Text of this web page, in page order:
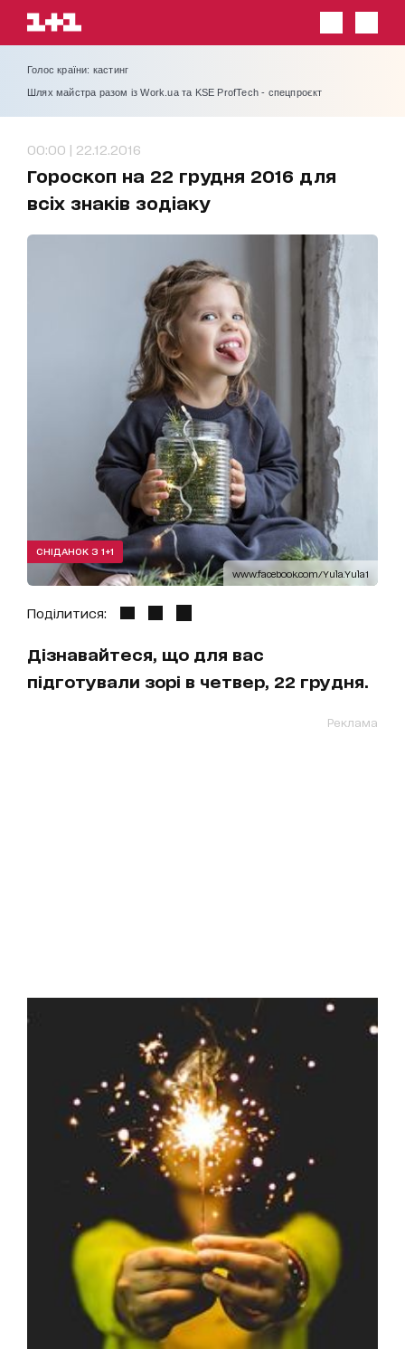
Голос країни: кастинг
Шлях майстра разом із Work.ua та KSE ProfTech - спецпроєкт
00:00 | 22.12.2016
Гороскоп на 22 грудня 2016 для
всіх знаків зодіаку
www.facebook.com/Yula.Yula1
СНІДАНОК З 1+1
Поділитися:
Дізнавайтеся, що для вас
підготували зорі в четвер, 22 грудня.
Реклама